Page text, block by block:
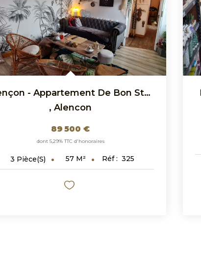
Alençon - Appartement De Bon Standing
,Alencon
89 500 €
dont 5,29% TTC d'honoraires
3 Pièce(s) 57 M² Réf : 325